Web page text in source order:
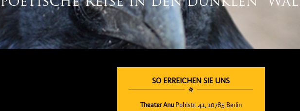
SO ERREICHEN SIE UNS
Theater AnuPohlstr. 41, 10785 Berlin